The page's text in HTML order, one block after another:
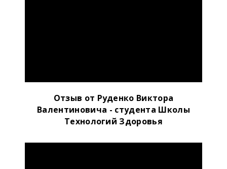
Отзыв от Руденко Виктора
Валентиновича - студента Школы
Технологий Здоровья